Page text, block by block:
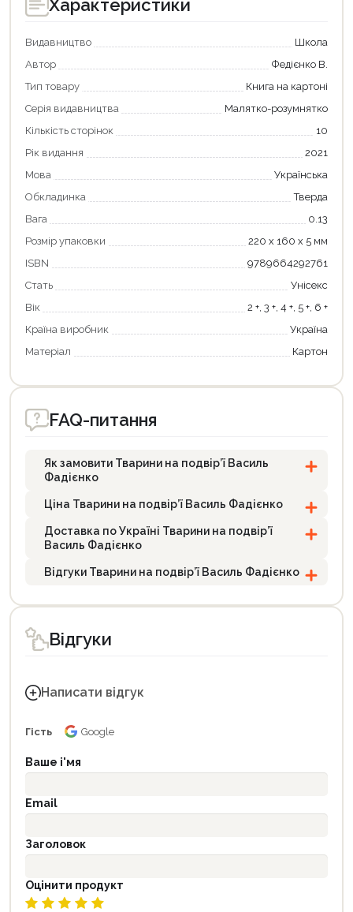
Характеристики
Видавництво
Школа
Автор
Федієнко В.
Тип товару
Книга на картоні
Серія видавництва
Малятко-розумнятко
Кількість сторінок
10
Рік видання
2021
Мова
Українська
Обкладинка
Тверда
Вага
0.13
Розмір упаковки
220 х 160 х 5 мм
ISBN
9789664292761
Стать
Унісекс
Вік
2 +, 3 +, 4 +, 5 +, 6 +
Країна виробник
Україна
Матеріал
Картон
FAQ-питання
Як замовити Тварини на подвір’ї Василь
Фадієнко
Ціна Тварини на подвір’ї Василь Фадієнко
Доставка по Україні Тварини на подвір’ї
Василь Фадієнко
Відгуки Тварини на подвір’ї Василь Фадієнко
Відгуки
Написати відгук
Гість Google
Ваше і'мя
Email
Заголовок
Оцінити продукт
Продовжити покупки